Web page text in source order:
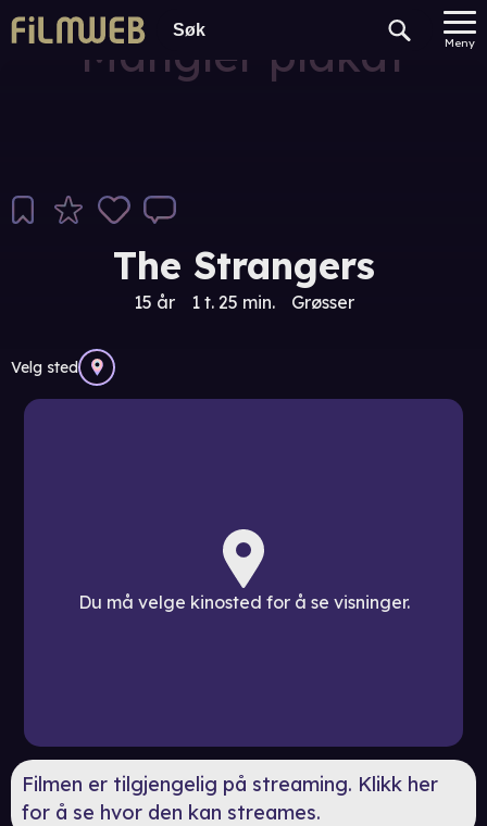
Meny
Mangler plakat
The Strangers
15 år 1 t. 25 min. Grøsser
Velg sted
Du må velge kinosted for å se visninger.
Filmen er tilgjengelig på streaming. Klikk her
for å se hvor den kan streames.